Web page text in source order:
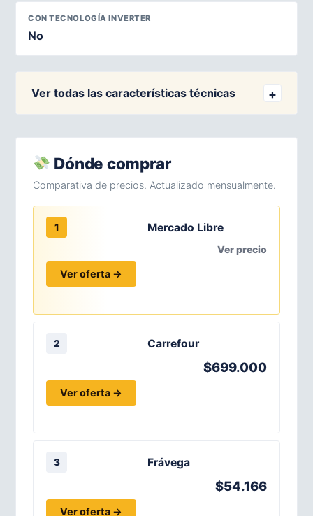
CON TECNOLOGÍA INVERTER
No
Ver todas las características técnicas
Dónde comprar
Comparativa de precios. Actualizado mensualmente.
1 Mercado Libre
Ver precio
Ver oferta →
2 Carrefour
$699.000
Ver oferta →
3 Frávega
$54.166
Ver oferta →